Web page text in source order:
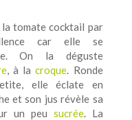
la tomate cocktail par
car elle se
On la déguste
, à lacroque. Ronde
elle éclate en
et son jus révèle sa
un peu sucrée. La